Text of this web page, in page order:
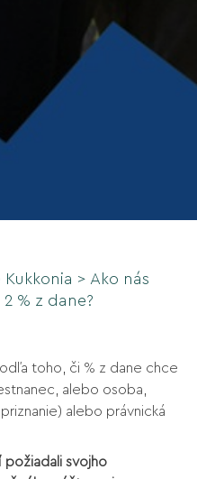
> Ako nás
% z dane?
toho, či % z dane chce
alebo osoba,
alebo právnická
požiadali svojho